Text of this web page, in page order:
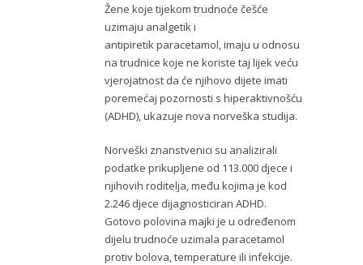
Žene koje tijekom trudnoće češće
uzimaju analgetik i
antipiretik paracetamol, imaju u odnosu
na trudnice koje ne koriste taj lijek veću
vjerojatnost da će njihovo dijete imati
poremećaj pozornosti s hiperaktivnošću
(ADHD), ukazuje nova norveška studija.
Norveški znanstvenici su analizirali
podatke prikupljene od 113.000 djece i
njihovih roditelja, među kojima je kod
2.246 djece dijagnosticiran ADHD.
Gotovo polovina majki je u određenom
dijelu trudnoće uzimala paracetamol
protiv bolova, temperature ili infekcije.